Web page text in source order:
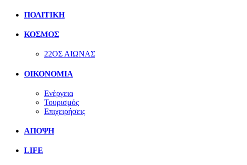
ΠΟΛΙΤΙΚΗ
ΚΟΣΜΟΣ
22ΟΣ ΑΙΩΝΑΣ
ΟΙΚΟΝΟΜΙΑ
Ενέργεια
Τουρισμός
Επιχειρήσεις
ΑΠΟΨΗ
LIFE